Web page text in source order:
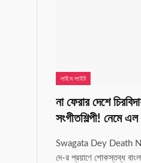
লাইম লাইট
না ফেরার দেশে
সংগীতশিল্পী! নেমে
Swagata Dey Death
দে-র প্রয়াণে শোকস্তব্ধ